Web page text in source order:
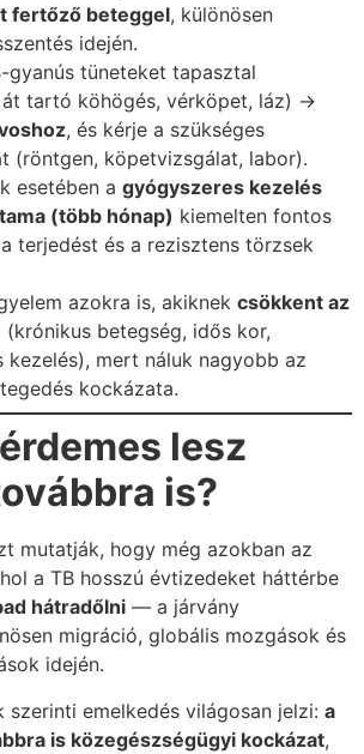
fertőző beteggel, különösen
idején.
gyanús tüneteket tapasztal
tartó köhögés, vérköpet, láz) →
, és kérje a szükséges
(röntgen, köpetvizsgálat, labor).
esetében a gyógyszeres kezelés
(több hónap) kiemelten fontos
terjedést és a rezisztens törzsek
azokra is, akiknek csökkent az
(krónikus betegség, idős kor,
kezelés), mert náluk nagyobb az
kockázata.
lesz
is?
mutatják, hogy még azokban az
a TB hosszú évtizedeket háttérbe
hátradőlni — a járvány
migráció, globális mozgások és
idején.
emelkedés világosan jelzi: a
is közegészségügyi kockázat,